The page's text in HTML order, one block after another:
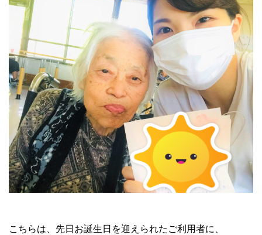
こちらは、先日お誕生日を迎えられたご利用者に、